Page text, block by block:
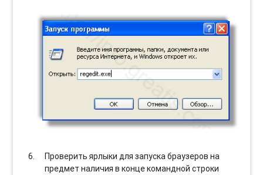
Проверить ярлыки для запуска браузеров на
предмет наличия в конце командной строки